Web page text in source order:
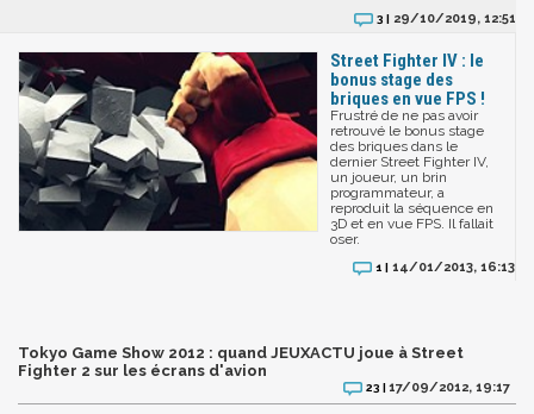
3 | 29/10/2019, 12:51
Street Fighter IV : le
bonus stage des
briques en vue FPS !
Frustré de ne pas avoir
retrouvé le bonus stage
des briques dans le
dernier Street Fighter IV,
un joueur, un brin
programmateur, a
reproduit la séquence en
3D et en vue FPS. Il fallait
oser.
1 | 14/01/2013, 16:13
Tokyo Game Show 2012 : quand JEUXACTU joue à Street
Fighter 2 sur les écrans d'avion
23 |17/09/2012, 19:17